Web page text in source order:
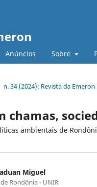
Anúncios Sobre
n. 34 (2024): Revista da Emeron
chamas,
ambientais de
Miguel
Rondônia - UNIR